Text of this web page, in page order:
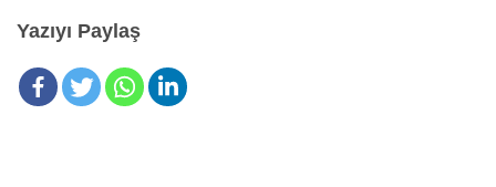
Yazıyı Paylaş